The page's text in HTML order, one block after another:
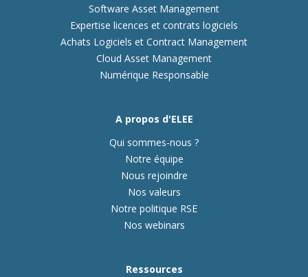
Software Asset Management
Expertise licences et contrats logiciels
Achats Logiciels et Contract Management
Cloud Asset Management
Numérique Responsable
A propos d'ELEE
Qui sommes-nous ?
Notre équipe
Nous rejoindre
Nos valeurs
Notre politique RSE
Nos webinars
Ressources